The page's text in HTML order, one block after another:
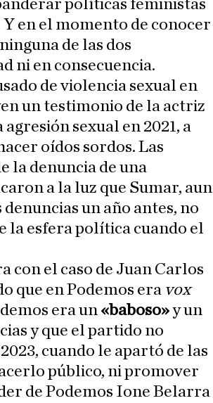
políticas feministas
en el momento de conocer
de las dos
ni en consecuencia.
de violencia sexual en
un testimonio de la actriz
sexual en 2021, a
oídos sordos. Las
la denuncia de una
a la luz que Sumar, aun
un año antes, no
la esfera política cuando el
con el caso de Juan Carlos
que en Podemos era vox
era un «baboso»y un
y que el partido no
cuando le apartó de las
público, ni promover
de Podemos Ione Belarra